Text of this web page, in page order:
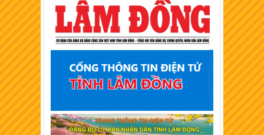
XSKT Cần Thơ
XSKT An Giang
XSKT Bình Thuận
XSKT Vĩnh Long
XSKT Bình Dương